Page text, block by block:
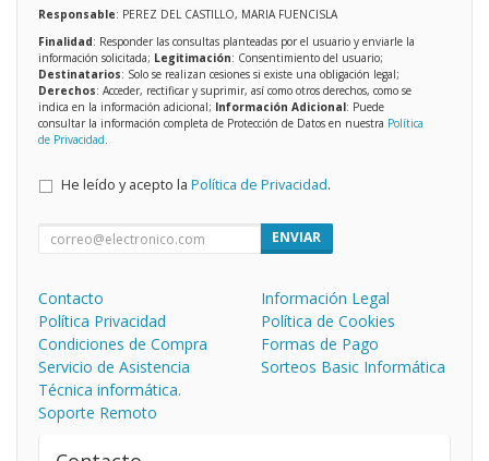
Responsable: PEREZ DEL CASTILLO, MARIA FUENCISLA
Finalidad: Responder las consultas planteadas por el usuario y enviarle la
información solicitada; Legitimación: Consentimiento del usuario;
Destinatarios: Solo se realizan cesiones si existe una obligación legal;
Derechos: Acceder, rectificar y suprimir, así como otros derechos, como se
indica en la información adicional; Información Adicional: Puede
consultar la información completa de Protección de Datos en nuestra Política
de Privacidad.
He leído y acepto la Política de Privacidad.
ENVIAR
Contacto
Información Legal
Política Privacidad
Política de Cookies
Condiciones de Compra
Formas de Pago
Servicio de Asistencia
Técnica informática.
Soporte Remoto
Sorteos Basic Informática